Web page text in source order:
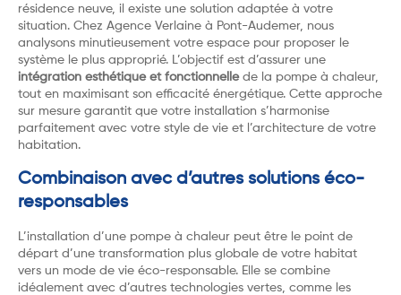
résidence neuve, il existe une solution adaptée à votre
situation. Chez Agence Verlaine à Pont-Audemer, nous
analysons minutieusement votre espace pour proposer le
système le plus approprié. L’objectif est d’assurer une
intégration esthétique et fonctionnellede la pompe à chaleur,
tout en maximisant son efficacité énergétique. Cette approche
sur mesure garantit que votre installation s’harmonise
parfaitement avec votre style de vie et l’architecture de votre
habitation.
Combinaison avec d’autres solutions éco-
responsables
L’installation d’une pompe à chaleur peut être le point de
départ d’une transformation plus globale de votre habitat
vers un mode de vie éco-responsable. Elle se combine
idéalement avec d’autres technologies vertes, comme les